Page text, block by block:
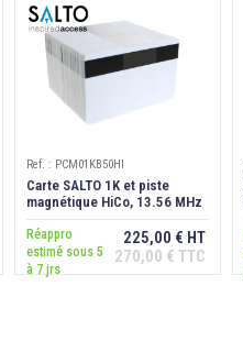
Ref. : PCM01KB50HI
Carte SALTO 1K et piste
magnétique HiCo, 13.56 MHz
Réappro
estimé sous 5
à 7 jrs
225,00 € HT
270,00 € TTC
Ajouter au